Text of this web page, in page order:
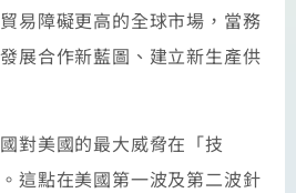
易障礙更高的全球市場，當務
展合作新藍圖、建立新生產供
美國的最大威脅在「技
這點在美國第一波及第二波針